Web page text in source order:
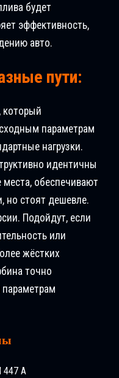
будет
эффективность,
авто.
пути:
который
параметрам
нагрузки.
идентичны
обеспечивают
но стоят дешевле.
Подойдут, если
или
жёстких
точно
параметрам
447 A